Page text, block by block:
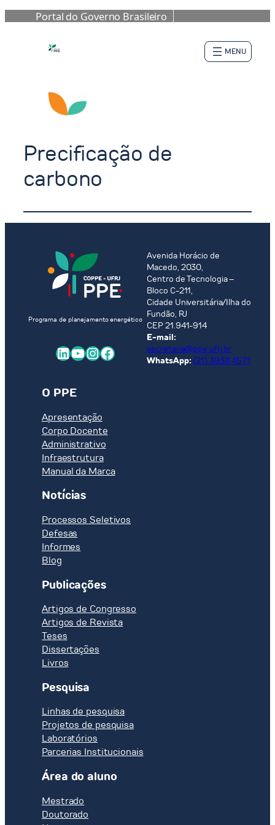
Portal do Governo Brasileiro
Precificação de
carbono
Programa de planejamento energético
LinkedIn Youtube InstagramFacebook
Avenida Horácio de
Macedo, 2030,
Centro de Tecnologia –
Bloco C-211,
Cidade Universitária/Ilha do
Fundão, RJ
CEP 21.941-914
E-mail:
secretaria@ppe.ufrj.br
WhatsApp: (21) 3938-1571
O PPE
Apresentação
Corpo Docente
Administrativo
Infraestrutura
Manual da Marca
Notícias
Processos Seletivos
Defesas
Informes
Blog
Publicações
Artigos de Congresso
Artigos de Revista
Teses
Dissertações
Livros
Pesquisa
Linhas de pesquisa
Projetos de pesquisa
Laboratórios
Parcerias Institucionais
Área do aluno
Mestrado
Doutorado